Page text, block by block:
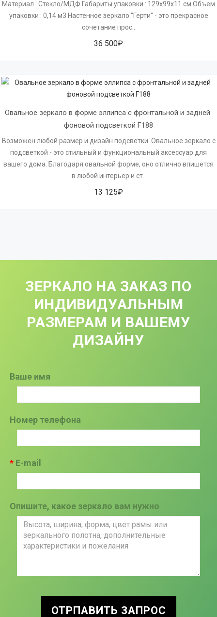
Материал : Стекло/МДФ Габариты упаковки : 129х99х11 см Объем
упаковки : 0,14 м3 Настенное зеркало "Герти" - это прекрасное
сочетание прос..
36 500₽
Овальное зеркало в форме эллипса с фронтальной и задней
фоновой подсветкой F188
Возможен любой размер и дизайн подсветки. Овальное зеркало с
подсветкой - это стильный и функциональный аксессуар для
вашего дома. Благодаря овальной форме, оно отлично впишется
в любой интерьер и ст..
13 125₽
ЗЕРКАЛО НА ЗАКАЗ ПО
ИНДИВИДУАЛЬНЫМ
РАЗМЕРАМ И ВАШЕМУ
ДИЗАЙНУ
Ваше имя
Номер телефона
E-mail
Опишите, какое зеркало вам нужно
ОТРПАВИТЬ ЗАПРОС